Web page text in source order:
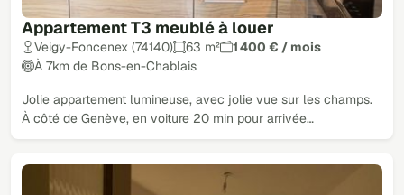
Appartement T3 meublé à louer
Veigy-Foncenex (74140) 63 m²
1 400 € / mois
À 7km de Bons-en-Chablais
Jolie appartement lumineuse, avec jolie vue sur les champs.
À côté de Genève, en voiture 20 min pour arrivée…